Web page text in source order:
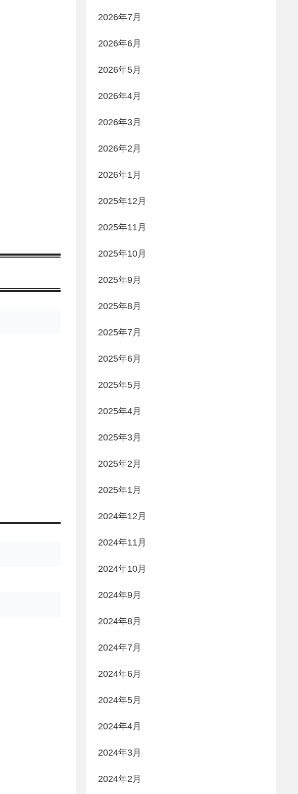
2026年7月
2026年6月
2026年5月
2026年4月
2026年3月
2026年2月
2026年1月
2025年12月
2025年11月
2025年10月
2025年9月
2025年8月
2025年7月
2025年6月
2025年5月
2025年4月
2025年3月
2025年2月
2025年1月
2024年12月
2024年11月
2024年10月
2024年9月
2024年8月
2024年7月
2024年6月
2024年5月
2024年4月
2024年3月
2024年2月